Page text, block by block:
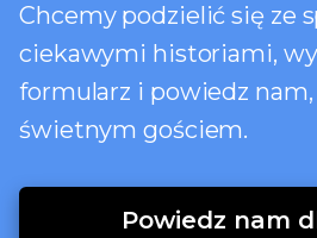
Chcemy podzielić się ze
ciekawymi historiami,
formularz i powiedz nam,
świetnym gościem.
Powiedz nam